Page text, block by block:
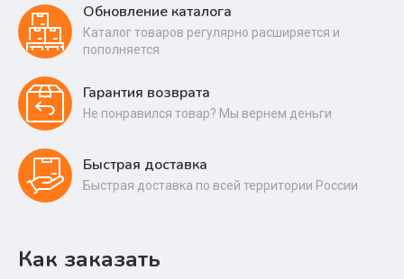
Обновление каталога
Каталог товаров регулярно расширяется и
пополняется
Гарантия возврата
Не понравился товар? Мы вернем деньги
Быстрая доставка
Быстрая доставка по всей территории России
Как заказать